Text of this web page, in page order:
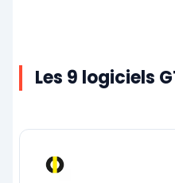
Les 9 logiciels